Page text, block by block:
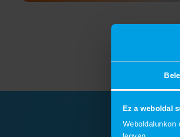
Ez a weboldal
Weboldalunkon